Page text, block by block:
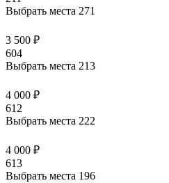
Выбрать места 271
3 500 ₽
604
Выбрать места 213
4 000 ₽
612
Выбрать места 222
4 000 ₽
613
Выбрать места 196